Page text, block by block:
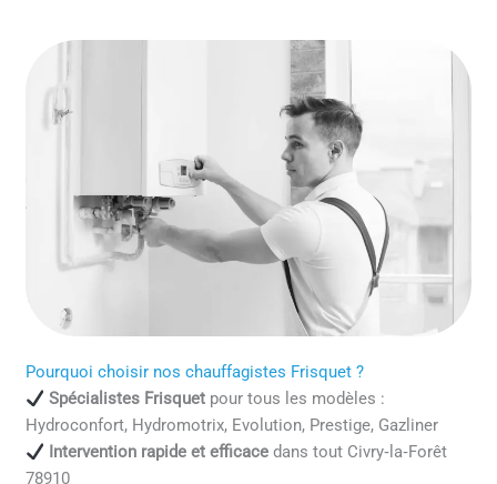
Pourquoi choisir nos chauffagistes Frisquet ?
Spécialistes Frisquetpour tous les modèles :
Hydroconfort, Hydromotrix, Evolution, Prestige, Gazliner
Intervention rapide et efficacedans tout Civry‑la‑Forêt
78910